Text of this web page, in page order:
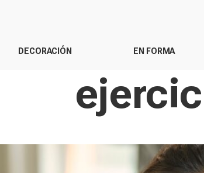
DECORACIÓN EN FORMA